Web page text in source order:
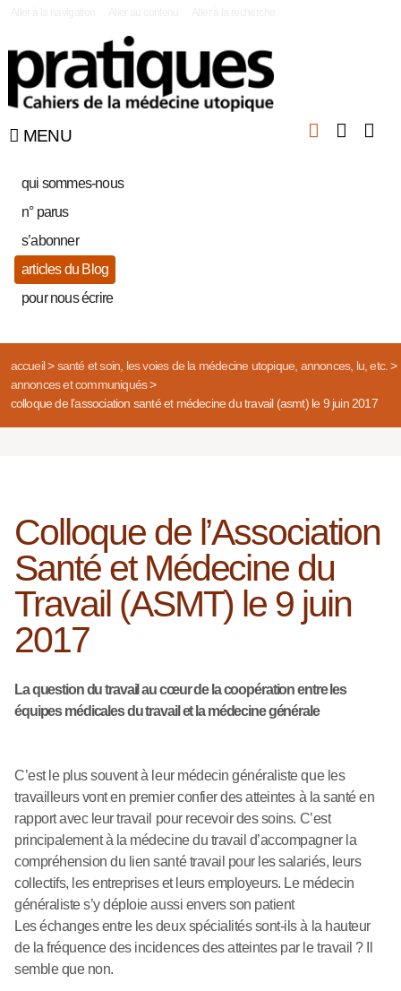
MENU
qui sommes-nous
n° parus
s’abonner
articles du Blog
pour nous écrire
accueil> santé et soin, les voies de la médecine utopique, annonces, lu, etc.>
annonces et communiqués>
colloque de l’association santé et médecine du travail (asmt) le 9 juin 2017
Colloque de l’Association
Santé et Médecine du
Travail (ASMT) le 9 juin
2017
La question du travail au cœur de la coopération entre les
équipes médicales du travail et la médecine générale
C’est le plus souvent à leur médecin généraliste que les
travailleurs vont en premier confier des atteintes à la santé en
rapport avec leur travail pour recevoir des soins. C’est
principalement à la médecine du travail d’accompagner la
compréhension du lien santé travail pour les salariés, leurs
collectifs, les entreprises et leurs employeurs. Le médecin
généraliste s’y déploie aussi envers son patient
Les échanges entre les deux spécialités sont-ils à la hauteur
de la fréquence des incidences des atteintes par le travail ? Il
semble que non.